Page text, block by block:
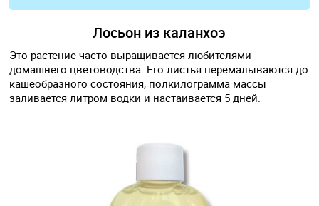
Лосьон из каланхоэ
Это растение часто выращивается любителями
домашнего цветоводства. Его листья перемалываются до
кашеобразного состояния, полкилограмма массы
заливается литром водки и настаивается 5 дней.